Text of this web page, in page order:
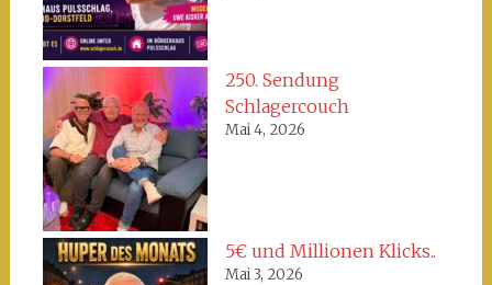
250. Sendung
Schlagercouch
Mai 4, 2026
5€ und Millionen Klicks..
Mai 3, 2026